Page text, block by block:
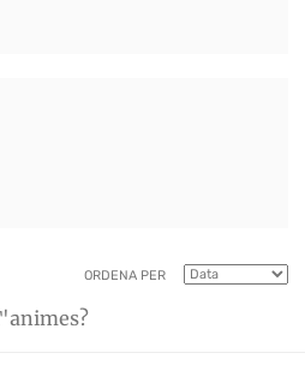
ORDENA PER